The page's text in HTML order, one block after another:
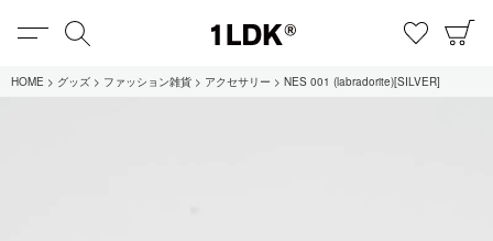
MENU お気に
HOME グッズ ファッション雑貨 アクセサリー NES 001 (labradorite)[SILVER]